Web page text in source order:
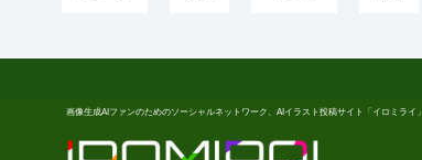
画像生成AIファンのためのソーシャルネットワーク、AIイラスト投稿サイト「イロミライ」